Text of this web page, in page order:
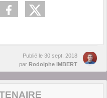
Publié le 30 sept. 2018
par Rodolphe IMBERT